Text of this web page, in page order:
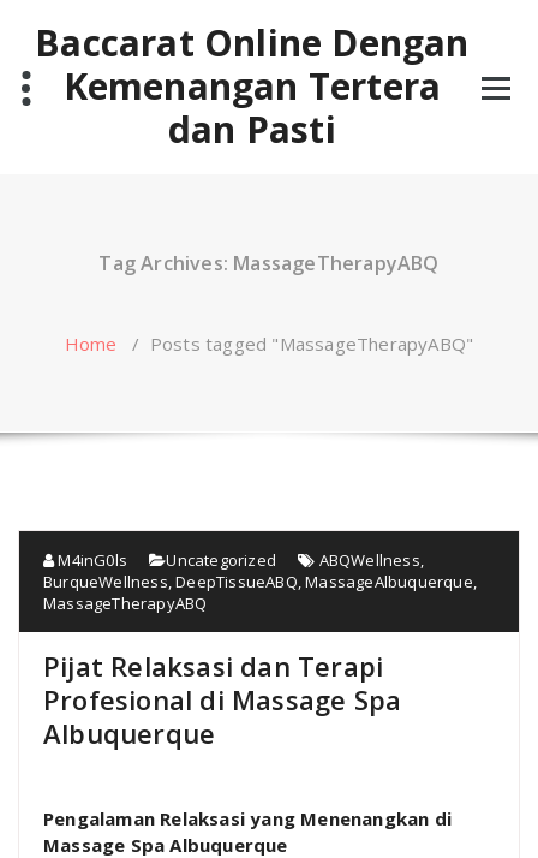
contentBaccarat Online Dengan
Kemenangan Tertera
dan Pasti
Tag Archives: MassageTherapyABQ
Home / Posts tagged "MassageTherapyABQ"
M4inG0ls Uncategorized ABQWellness
BurqueWellness ,DeepTissueABQ ,MassageAlbuquerque
MassageTherapyABQ
Pijat Relaksasi dan Terapi
Profesional di Massage Spa
Albuquerque
Pengalaman Relaksasi yang Menenangkan di
Massage Spa Albuquerque